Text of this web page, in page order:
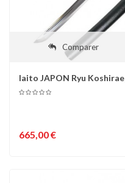
Comparer
Iaito JAPON Ryu
665,00 €